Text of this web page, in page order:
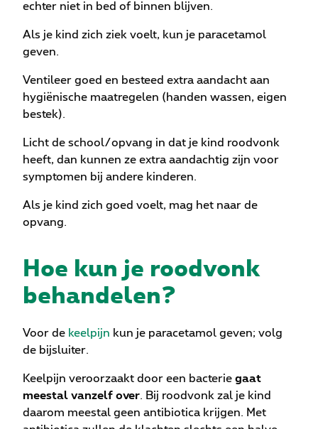
echter niet in bed of binnen blijven.
Als je kind zich ziek voelt, kun je paracetamol
geven.
Ventileer goed en besteed extra aandacht aan
hygiënische maatregelen (handen wassen, eigen
bestek).
Licht de school/opvang in dat je kind roodvonk
heeft, dan kunnen ze extra aandachtig zijn voor
symptomen bij andere kinderen.
Als je kind zich goed voelt, mag het naar de
opvang.
Hoe kun je roodvonk
behandelen?
Voor de keelpijn kun je paracetamol geven; volg
de bijsluiter.
Keelpijn veroorzaakt door een bacterie gaat
meestal vanzelf over. Bij roodvonk zal je kind
daarom meestal geen antibiotica krijgen. Met